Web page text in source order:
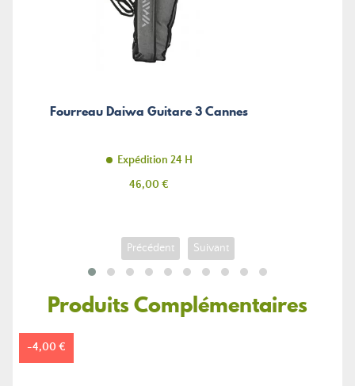
Fourreau Daiwa Guitare 3 Cannes
Expédition 24 H
Prix
46,00 €
Précédent Suivant
Produits Complémentaires
-4,00 €